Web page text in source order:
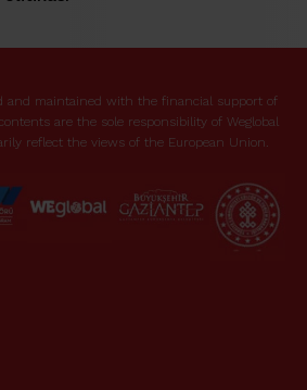
and maintained with the financial support of
are the sole responsibility of Weglobal
reflect the views of the European Union.